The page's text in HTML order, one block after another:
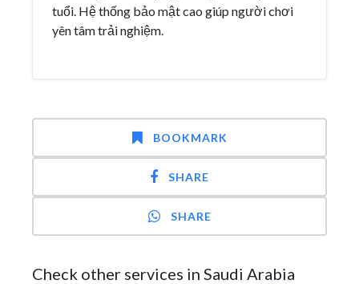
tuổi. Hệ thống bảo mật cao giúp người chơi
yên tâm trải nghiệm.
BOOKMARK
SHARE
SHARE
Check other services in Saudi Arabia